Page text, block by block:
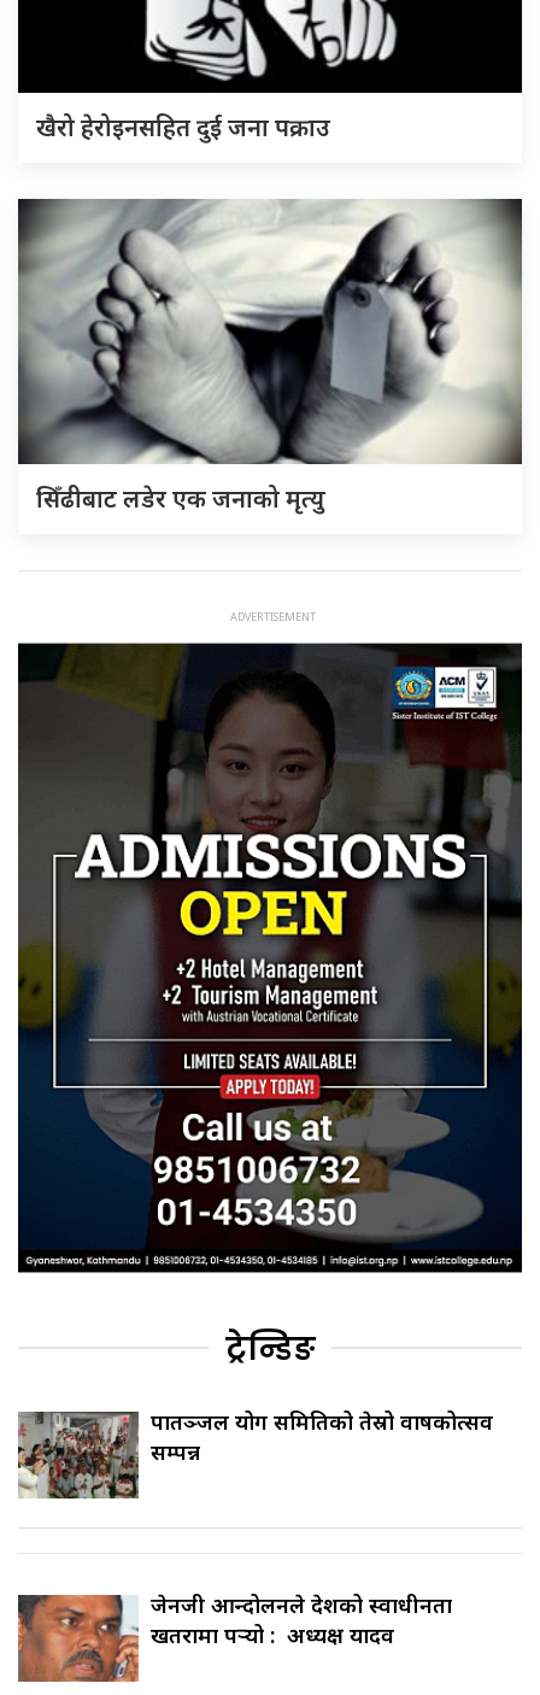
खैरो हेरोइनसहित दुई जना पक्राउ
सिँढीबाट लडेर एक जनाको मृत्यु
ट्रेन्डिङ
पातञ्जल योग समितिको तेस्रो वार्षिकोत्सव
सम्पन्न
जेनजी आन्दोलनले देशको स्वाधीनता
खतरामा पर्‍यो : अध्यक्ष यादव